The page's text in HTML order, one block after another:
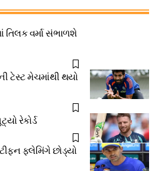
તિલક વર્મા સંભાળશે
ટેસ્ટ મેચમાંથી થયો
રેકોર્ડ
ફ્લેમિંગે છોડ્યો